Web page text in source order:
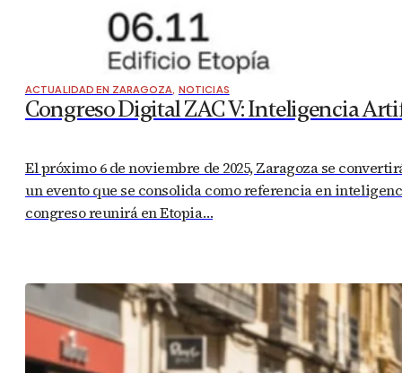
ACTUALIDAD EN ZARAGOZA, NOTICIAS
Congreso Digital ZAC V: Inteligencia
El próximo 6 de noviembre de 2025, Zaragoza se
un evento que se consolida como referencia en
congreso reunirá en Etopia…